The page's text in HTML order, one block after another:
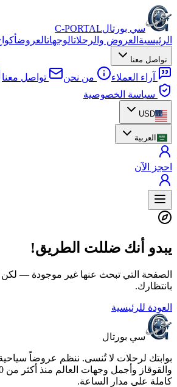
سي بورتالC-PORTAL
الرئيسية العروض والرحلاتالوجهاتالعروض
تواصل معنا
آراء العملاء من نحن تواصل معنا
سياسة الخصوصية
USD
العربية
احجز الآن
يبدو أنك ضللت الطريق!
الصفحة التي تبحث عنها غير موجودة — لكن
بانتظارك.
العودة للرئيسية
سي بورتال
بوابتك لرحلات لا تُنسى. ننظم عروضاً
كاملة على مدار الساعة.